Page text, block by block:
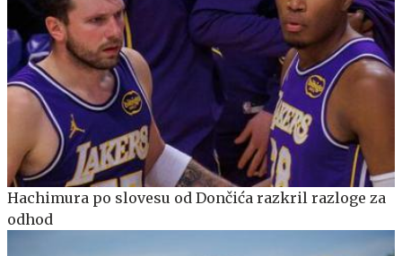
Hachimura po slovesu od Dončića razkril razloge za
odhod